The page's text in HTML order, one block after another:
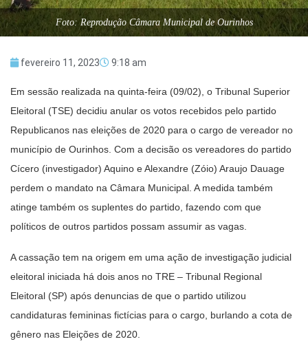
Foto: Reprodução Câmara Municipal de Ourinhos
fevereiro 11, 2023 9:18 am
Em sessão realizada na quinta-feira (09/02), o Tribunal Superior
Eleitoral (TSE) decidiu anular os votos recebidos pelo partido
Republicanos nas eleições de 2020 para o cargo de vereador no
município de Ourinhos. Com a decisão os vereadores do partido
Cícero (investigador) Aquino e Alexandre (Zóio) Araujo Dauage
perdem o mandato na Câmara Municipal. A medida também
atinge também os suplentes do partido, fazendo com que
políticos de outros partidos possam assumir as vagas.
A cassação tem na origem em uma ação de investigação judicial
eleitoral iniciada há dois anos no TRE – Tribunal Regional
Eleitoral (SP) após denuncias de que o partido utilizou
candidaturas femininas fictícias para o cargo, burlando a cota de
gênero nas Eleições de 2020.